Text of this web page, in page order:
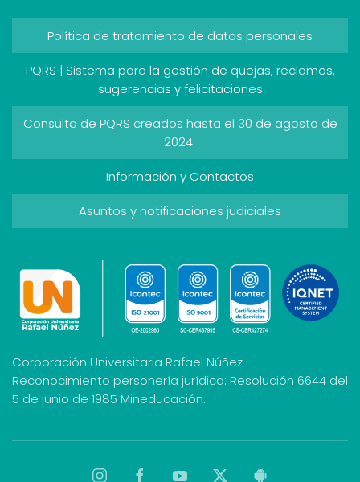
Política de tratamiento de datos personales
PQRS | Sistema para la gestión de quejas, reclamos,
sugerencias y felicitaciones
Consulta de PQRS creados hasta el 30 de agosto de
2024
Información y Contactos
Asuntos y notificaciones judiciales
Corporación Universitaria Rafael Núñez
Reconocimiento personería jurídica: Resolución 6644 del
5 de junio de 1985 Mineducación.